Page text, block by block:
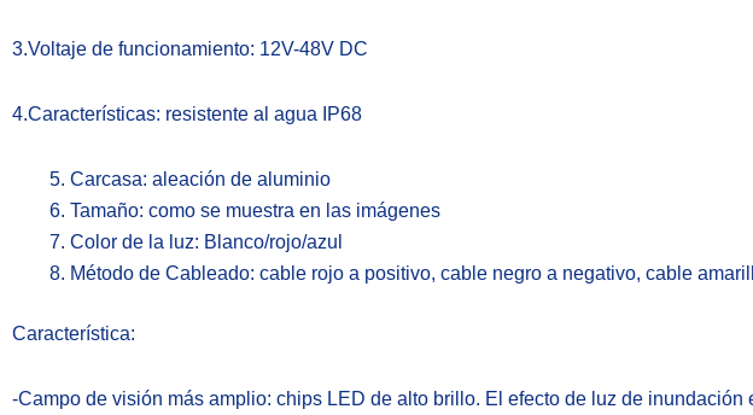
3.Voltaje de funcionamiento: 12V-48V DC
4.Características: resistente al agua IP68
Carcasa: aleación de aluminio
Tamaño: como se muestra en las imágenes
Color de la luz: Blanco/rojo/azul
Método de Cableado: cable rojo a positivo, cable negro a negativo, cable
Característica:
-Campo de visión más amplio: chips LED de alto brillo. El efecto de luz de